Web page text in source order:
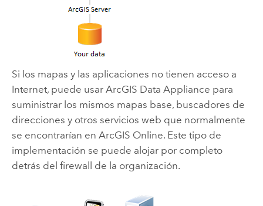
Si los mapas y las aplicaciones no tienen acceso a
Internet, puede usar ArcGIS Data Appliance para
suministrar los mismos mapas base, buscadores de
direcciones y otros servicios web que normalmente
se encontrarían en ArcGIS Online. Este tipo de
implementación se puede alojar por completo
detrás del firewall de la organización.